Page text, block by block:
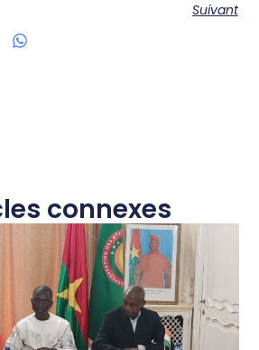
Suivant
connexes